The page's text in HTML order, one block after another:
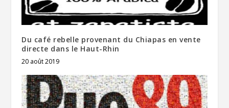
Du café rebelle provenant du Chiapas en vente
directe dans le Haut-Rhin
20 août 2019